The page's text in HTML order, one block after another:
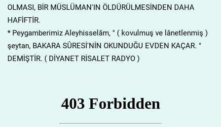
OLMASI, BİR MÜSLÜMAN'IN ÖLDÜRÜLMESİNDEN DAHA
HAFİFTİR.
* Peygamberimiz Aleyhisselâm, " ( kovulmuş ve lânetlenmiş )
şeytan, BAKARA SÛRESİ'NİN OKUNDUĞU EVDEN KAÇAR. "
DEMİŞTİR. ( DİYANET RİSALET RADYO )